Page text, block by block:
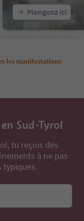
Plongenz ici
les manifestations
Sud-Tyrol
tu reçois des
à ne pas
typiques.